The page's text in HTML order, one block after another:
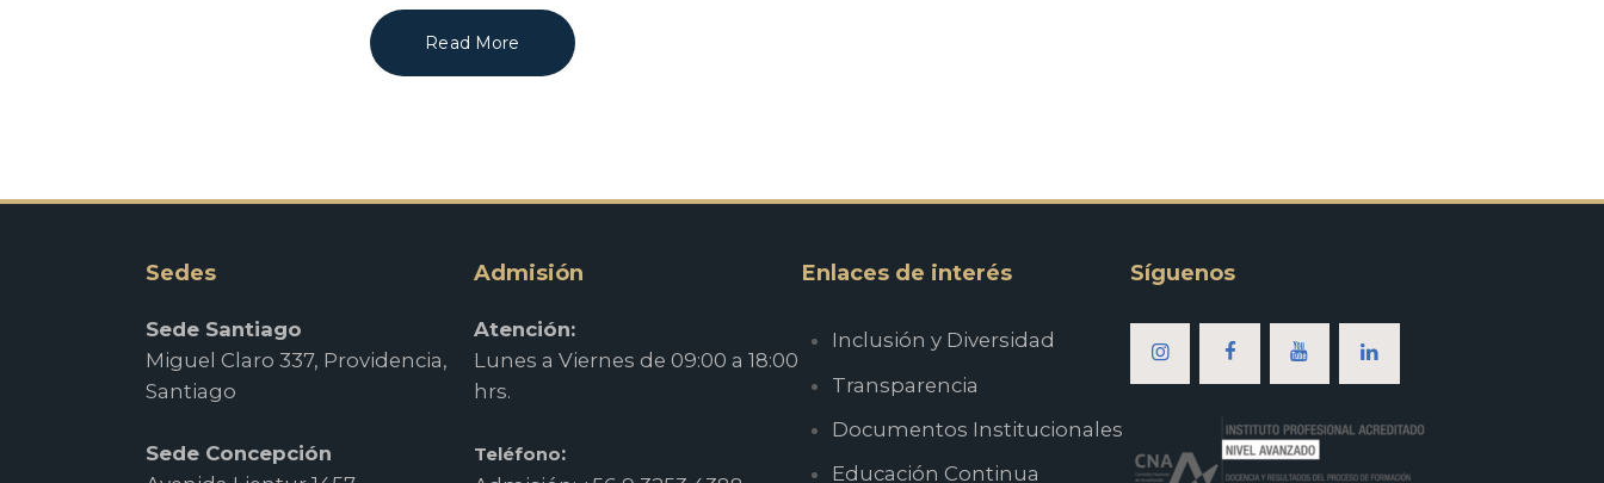
Read More
Sedes
Sede Santiago
Miguel Claro 337, Providencia,
Santiago
Sede Concepción
Admisión
Atención:
Lunes a Viernes de 09:00 a 18:00
hrs.
Teléfono:
Enlaces de interés
Inclusión y Diversidad
Transparencia
Documentos Institucionales
Educación Continua
Síguenos